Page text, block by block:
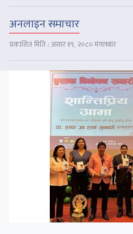
अनलाइन समाचार
प्रकाशित मिति : असार १९, २०८० मंगलबार